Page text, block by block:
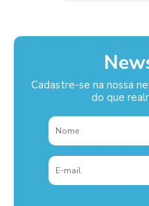
Cadastre-se na nossa
do que